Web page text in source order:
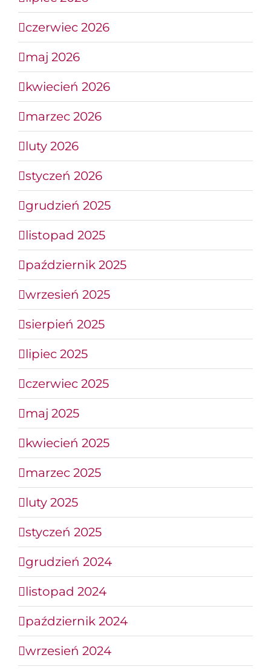
czerwiec 2026
maj 2026
kwiecień 2026
marzec 2026
luty 2026
styczeń 2026
grudzień 2025
listopad 2025
październik 2025
wrzesień 2025
sierpień 2025
lipiec 2025
czerwiec 2025
maj 2025
kwiecień 2025
marzec 2025
luty 2025
styczeń 2025
grudzień 2024
listopad 2024
październik 2024
wrzesień 2024